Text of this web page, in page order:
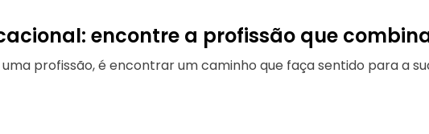
encontre a profissão que
profissão, é encontrar um caminho que faça sentido para a